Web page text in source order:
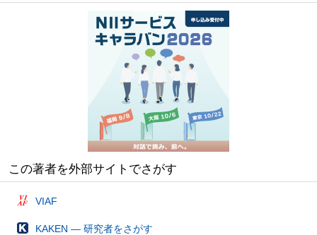
この著者を外部サイトでさがす
VIAF
KAKEN — 研究者をさがす